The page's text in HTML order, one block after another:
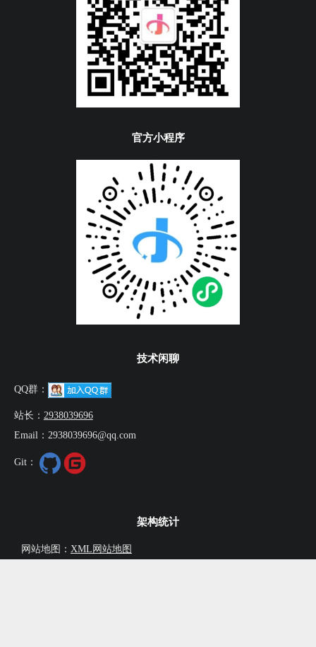
官方小程序
技术闲聊
QQ群：
站长： 2938039696
Email：2938039696@qq.com
Git：
架构统计
网站地图： XML网站地图